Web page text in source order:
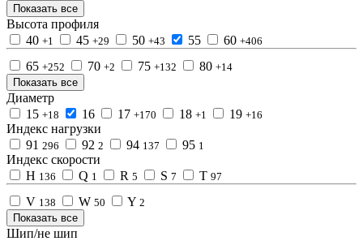
Показать все
Высота профиля
40 +1 45 +29 50 +43 55 60 +406
65 +252 70 +2 75 +132 80 +14
Показать все
Диаметр
15 +18 16 17 +170 18 +1 19 +16
Индекс нагрузки
91 296 92 2 94 137 95 1
Индекс скорости
H 136 Q 1 R 5 S 7 T 97
V 138 W 50 Y 2
Показать все
Шип/не шип